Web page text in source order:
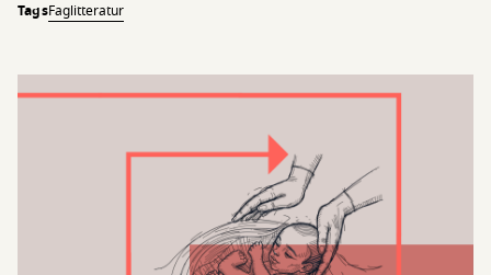
TagsFaglitteratur